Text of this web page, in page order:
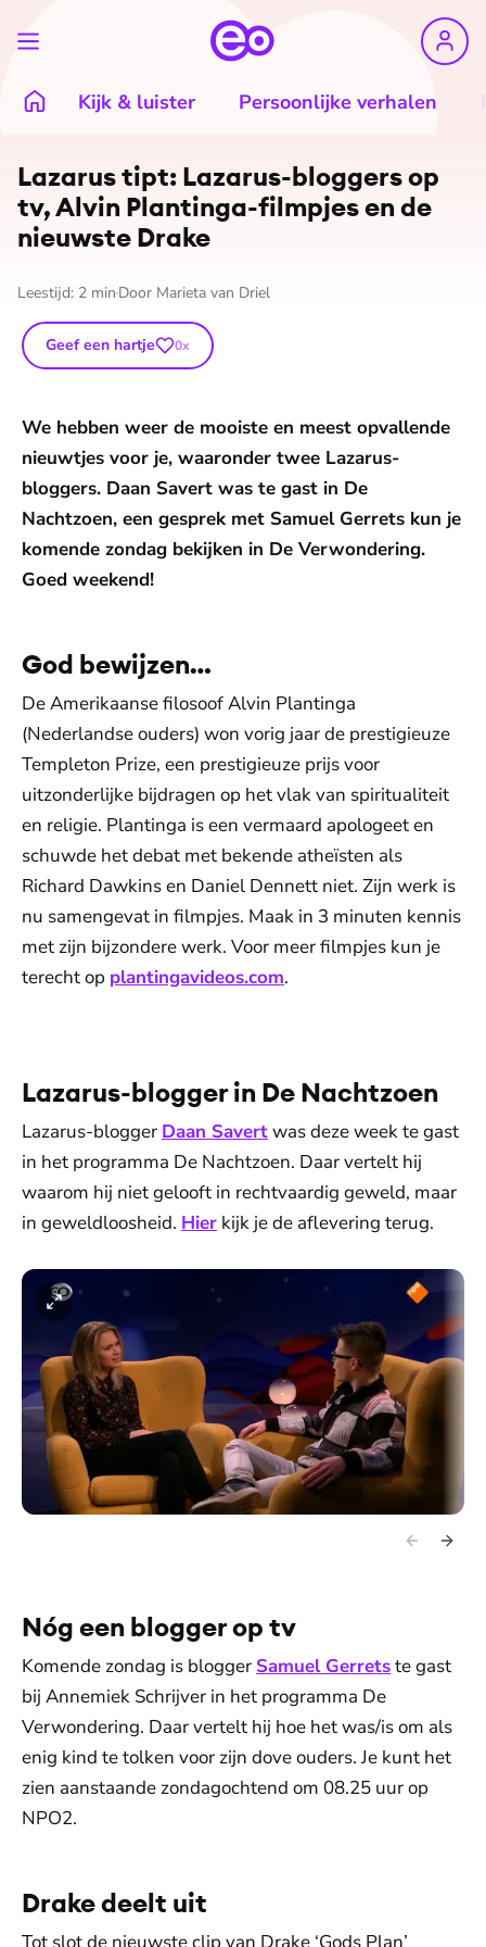
Kijk & luister Persoonlijke verhalen
Lazarus tipt: Lazarus-bloggers op
tv, Alvin Plantinga-filmpjes en de
nieuwste Drake
Leestijd: 2 min Door Marieta van Driel
Geef een hartje 0x
We hebben weer de mooiste en meest opvallende
nieuwtjes voor je, waaronder twee Lazarus-
bloggers. Daan Savert was te gast in De
Nachtzoen, een gesprek met Samuel Gerrets kun je
komende zondag bekijken in De Verwondering.
Goed weekend!
God bewijzen…
De Amerikaanse filosoof Alvin Plantinga
(Nederlandse ouders) won vorig jaar de prestigieuze
Templeton Prize, een prestigieuze prijs voor
uitzonderlijke bijdragen op het vlak van spiritualiteit
en religie. Plantinga is een vermaard apologeet en
schuwde het debat met bekende atheïsten als
Richard Dawkins en Daniel Dennett niet. Zijn werk is
nu samengevat in filmpjes. Maak in 3 minuten kennis
met zijn bijzondere werk. Voor meer filmpjes kun je
terecht op plantingavideos.com.
De weergave van deze video vereist jouw
Lazarus-blogger in De Nachtzoen
Lazarus-blogger Daan Savertwas deze week te gast
in het programma De Nachtzoen. Daar vertelt hij
waarom hij niet gelooft in rechtvaardig geweld, maar
in geweldloosheid. Hier kijk je de aflevering terug.
Nóg een blogger op tv
Komende zondag is blogger Samuel Gerretste gast
bij Annemiek Schrijver in het programma De
Verwondering. Daar vertelt hij hoe het was/is om als
enig kind te tolken voor zijn dove ouders. Je kunt het
zien aanstaande zondagochtend om 08.25 uur op
NPO2.
Drake deelt uit
Tot slot de nieuwste clip van Drake ‘Gods Plan’